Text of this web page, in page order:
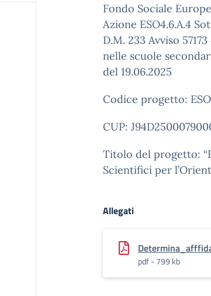
Fondo Sociale
Azione ESO4.6.A.4
D.M. 233 Avviso
nelle scuole
del 19.06.2025
Codice progetto:
CUP:
Titolo del progetto:
Scientifici per
Allegati
pdf - 799 kb